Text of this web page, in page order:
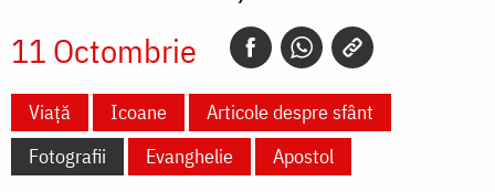
11 Octombrie
Viață Icoane
Articole despre sfânt
Fotografii
Evanghelie Apostol